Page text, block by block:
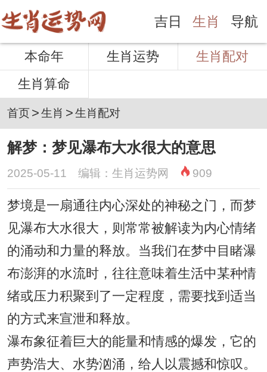
吉日 生肖 导航
本命年 生肖运势
生肖配对
生肖算命
首页>生肖 >生肖配对
解梦：梦见瀑布大水很大的意思
2025-05-11 编辑：生肖运势网 909
梦境是一扇通往内心深处的神秘之门，而梦
见瀑布大水很大，则常常被解读为内心情绪
的涌动和力量的释放。当我们在梦中目睹瀑
布澎湃的水流时，往往意味着生活中某种情
绪或压力积聚到了一定程度，需要找到适当
的方式来宣泄和释放。
瀑布象征着巨大的能量和情感的爆发，它的
声势浩大、水势汹涌，给人以震撼和惊叹。